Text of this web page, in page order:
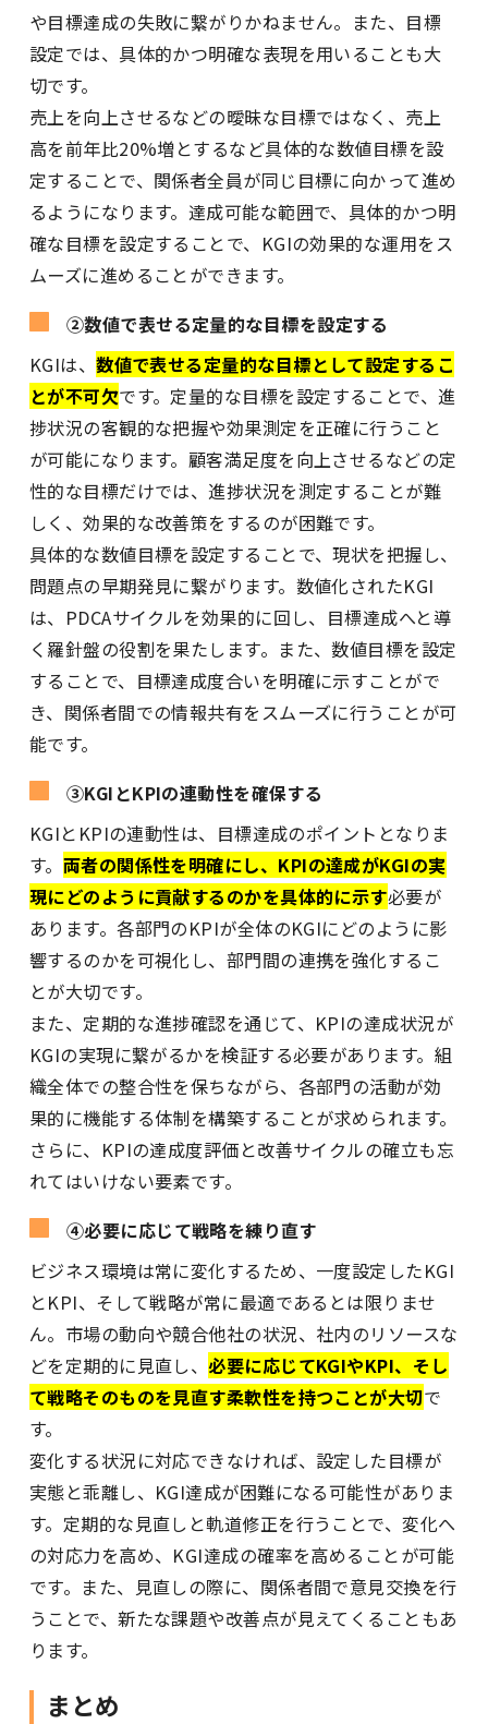
や目標達成の失敗に繋がりかねません。また、目標
設定では、具体的かつ明確な表現を用いることも大
切です。
売上を向上させるなどの曖昧な目標ではなく、売上
高を前年比20%増とするなど具体的な数値目標を設
定することで、関係者全員が同じ目標に向かって進め
るようになります。達成可能な範囲で、具体的かつ明
確な目標を設定することで、KGIの効果的な運用をス
ムーズに進めることができます。
②数値で表せる定量的な目標を設定する
KGIは、数値で表せる定量的な目標として設定するこ
とが不可欠です。定量的な目標を設定することで、進
捗状況の客観的な把握や効果測定を正確に行うこと
が可能になります。顧客満足度を向上させるなどの定
性的な目標だけでは、進捗状況を測定することが難
しく、効果的な改善策をするのが困難です。
具体的な数値目標を設定することで、現状を把握し、
問題点の早期発見に繋がります。数値化されたKGI
は、PDCAサイクルを効果的に回し、目標達成へと導
く羅針盤の役割を果たします。また、数値目標を設定
することで、目標達成度合いを明確に示すことがで
き、関係者間での情報共有をスムーズに行うことが可
能です。
③KGIとKPIの連動性を確保する
KGIとKPIの連動性は、目標達成のポイントとなりま
す。 両者の関係性を明確にし、KPIの達成がKGIの実
現にどのように貢献するのかを具体的に示す必要が
あります。各部門のKPIが全体のKGIにどのように影
響するのかを可視化し、部門間の連携を強化するこ
とが大切です。
また、定期的な進捗確認を通じて、KPIの達成状況が
KGIの実現に繋がるかを検証する必要があります。組
織全体での整合性を保ちながら、各部門の活動が効
果的に機能する体制を構築することが求められます。
さらに、KPIの達成度評価と改善サイクルの確立も忘
れてはいけない要素です。
④必要に応じて戦略を練り直す
ビジネス環境は常に変化するため、一度設定したKGI
とKPI、そして戦略が常に最適であるとは限りませ
ん。市場の動向や競合他社の状況、社内のリソースな
どを定期的に見直し、必要に応じてKGIやKPI、そし
て戦略そのものを見直す柔軟性を持つことが大切で
す。
変化する状況に対応できなければ、設定した目標が
実態と乖離し、KGI達成が困難になる可能性がありま
す。定期的な見直しと軌道修正を行うことで、変化へ
の対応力を高め、KGI達成の確率を高めることが可能
です。また、見直しの際に、関係者間で意見交換を行
うことで、新たな課題や改善点が見えてくることもあ
ります。
まとめ